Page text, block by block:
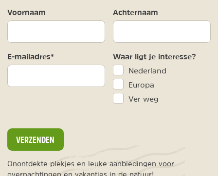
Voornaam Achternaam
E-mailadres* Waar ligt je interesse?
Nederland
Europa
Ver weg
VERZENDEN
Onontdekte plekjes en leuke aanbiedingen voor
overnachtingen en vakanties in de natuur!